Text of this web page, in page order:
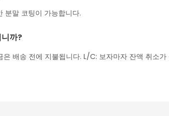
분말 코팅이 가능합니다.
까?
배송 전에 지불됩니다. L/C: 보자마자 잔액 취소